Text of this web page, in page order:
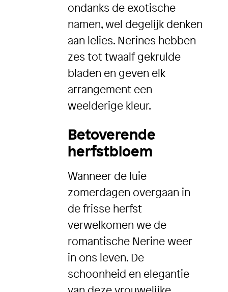
ondanks de exotische
namen, wel degelijk denken
aan lelies. Nerines hebben
zes tot twaalf gekrulde
bladen en geven elk
arrangement een
weelderige kleur.
Betoverende
herfstbloem
Wanneer de luie
zomerdagen overgaan in
de frisse herfst
verwelkomen we de
romantische Nerine weer
in ons leven. De
schoonheid en elegantie